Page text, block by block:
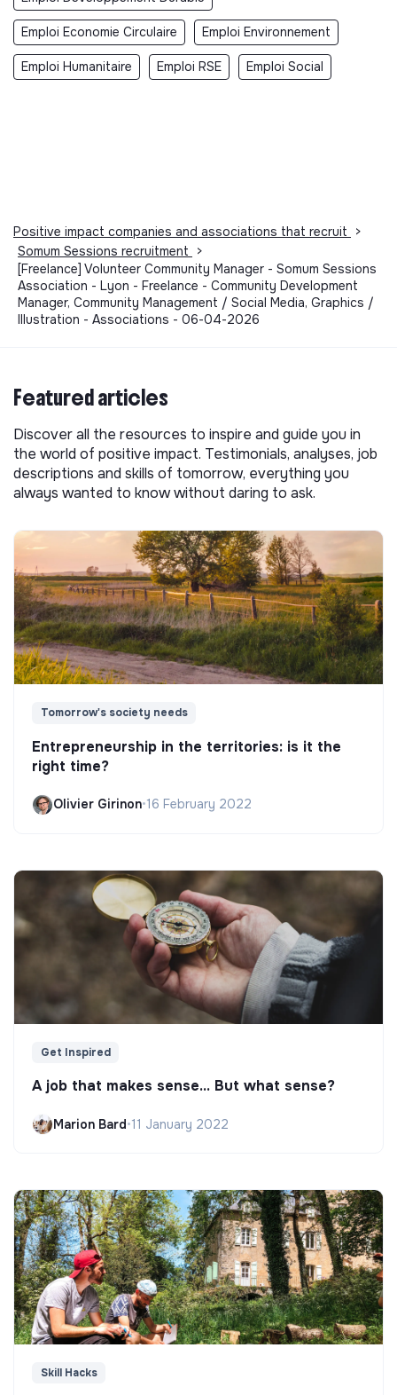
Emploi Economie Circulaire Emploi Environnement
Emploi Humanitaire Emploi RSE Emploi Social
Positive impact companies and associations that recruit
>
Somum Sessions recruitment
>
[Freelance] Volunteer Community Manager - Somum Sessions
Association - Lyon - Freelance - Community Development
Manager, Community Management / Social Media, Graphics /
Illustration - Associations - 06-04-2026
Featured articles
Discover all the resources to inspire and guide you in
the world of positive impact. Testimonials, analyses, job
descriptions and skills of tomorrow, everything you
always wanted to know without daring to ask.
Tomorrow's society needs
Entrepreneurship in the territories: is it the
right time?
Olivier Girinon•16 February 2022
Get Inspired
A job that makes sense... But what sense?
Marion Bard•11 January 2022
Skill Hacks